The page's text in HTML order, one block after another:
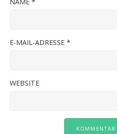
E-MAIL-ADRESSE *
WEBSITE